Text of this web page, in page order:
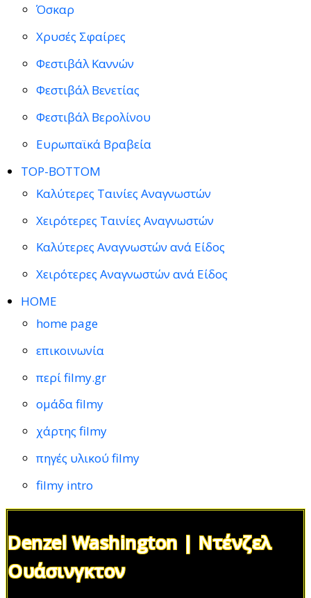
Όσκαρ
Χρυσές Σφαίρες
Φεστιβάλ Καννών
Φεστιβάλ Βενετίας
Φεστιβάλ Βερολίνου
Ευρωπαϊκά Βραβεία
TOP-BOTTOM
Καλύτερες Ταινίες Αναγνωστών
Χειρότερες Ταινίες Αναγνωστών
Καλύτερες Αναγνωστών ανά Είδος
Χειρότερες Αναγνωστών ανά Είδος
HOME
home page
επικοινωνία
περί filmy.gr
ομάδα filmy
χάρτης filmy
πηγές υλικού filmy
filmy intro
Denzel Washington | Ντένζελ
Ουάσινγκτον